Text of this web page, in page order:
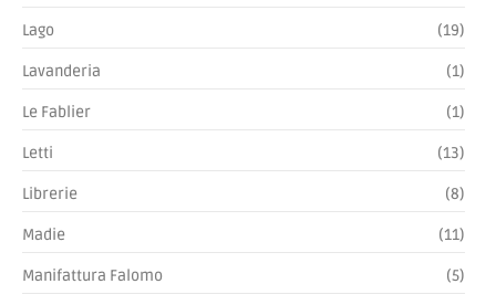
Lago (19)
Lavanderia (1)
Le Fablier (1)
Letti (13)
Librerie (8)
Madie (11)
Manifattura Falomo (5)